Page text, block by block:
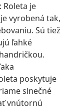
Roleta je
vyrobená tak,
Sú tiež
ľahké
poskytuje
slnečné
vnútornú